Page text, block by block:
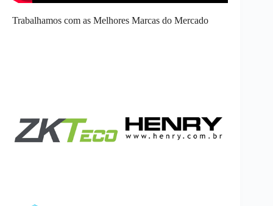
Trabalhamos com as Melhores Marcas do Mercado